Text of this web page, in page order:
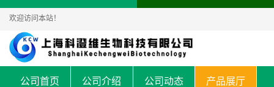
欢迎访问本站！
公司首页 公司介绍 公司动态 产品展厅